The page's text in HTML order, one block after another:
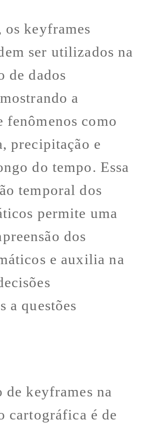
os keyframes
ser utilizados na
de dados
a
fenômenos como
precipitação e
do tempo. Essa
temporal dos
permite uma
dos
e auxilia na
a questões
keyframes na
cartográfica é de